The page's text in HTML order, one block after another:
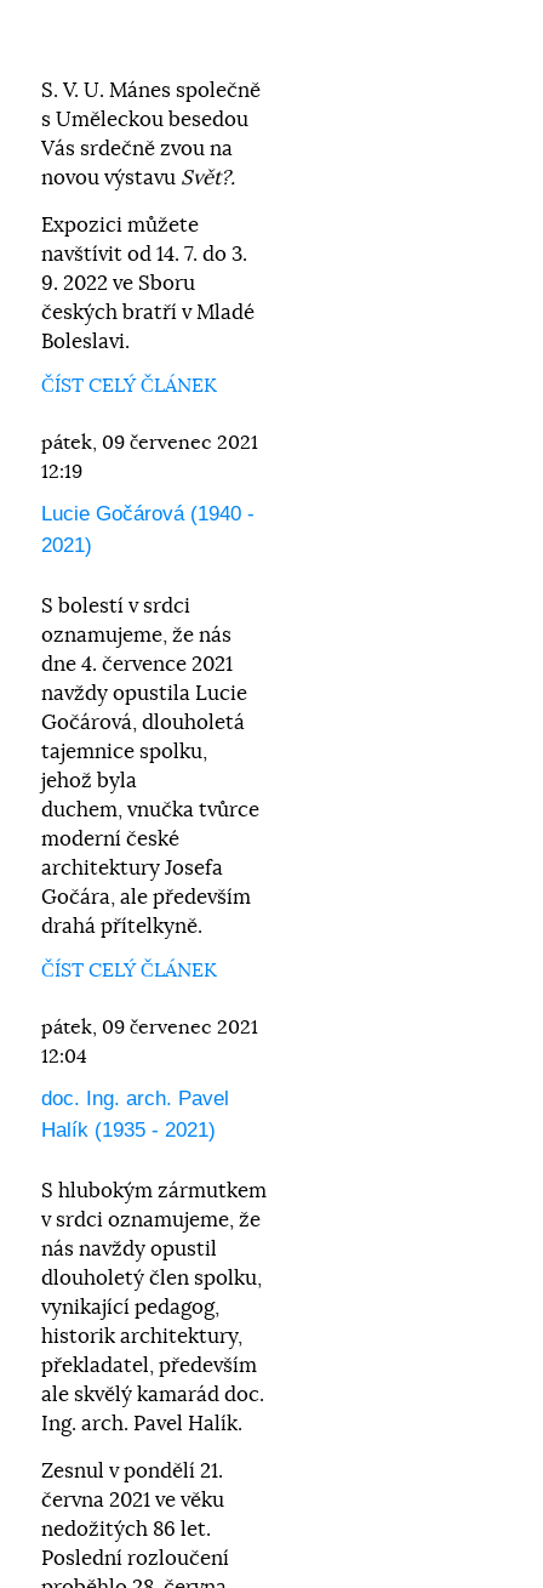
S. V. U. Mánes společně
s Uměleckou besedou
Vás srdečně zvou na
novou výstavu Svět?.
Expozici můžete
navštívit od 14. 7. do 3.
9. 2022 ve Sboru
českých bratří v Mladé
Boleslavi.
ČÍST CELÝ ČLÁNEK
pátek, 09 červenec 2021
12:19
Lucie Gočárová (1940 -
2021)
S bolestí v srdci
oznamujeme, že nás
dne 4. července 2021
navždy opustila Lucie
Gočárová, dlouholetá
tajemnice spolku,
jehož byla
duchem, vnučka tvůrce
moderní české
architektury Josefa
Gočára, ale především
drahá přítelkyně.
ČÍST CELÝ ČLÁNEK
pátek, 09 červenec 2021
12:04
doc. Ing. arch. Pavel
Halík (1935 - 2021)
S hlubokým zármutkem
v srdci oznamujeme, že
nás navždy opustil
dlouholetý člen spolku,
vynikající pedagog,
historik architektury,
překladatel, především
ale skvělý kamarád doc.
Ing. arch. Pavel Halík.
Zesnul v pondělí 21.
června 2021 ve věku
nedožitých 86 let.
Poslední rozloučení